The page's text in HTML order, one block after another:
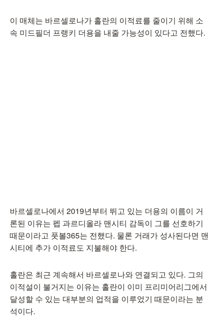
이 매체는 바르셀로나가 홀란의 이적료를 줄이기 위해 소
속 미드필더 프랭키 더용을 내줄 가능성이 있다고 전했다.
바르셀로나에서 2019년부터 뛰고 있는 더용의 이름이 거
론된 이유는 펩 과르디올라 맨시티 감독이 그를 선호하기
때문이라고 풋볼365는 전했다. 물론 거래가 성사된다면 맨
시티에 추가 이적료도 지불해야 한다.
홀란은 최근 계속해서 바르셀로나와 연결되고 있다. 그의
이적설이 불거지는 이유는 홀란이 이미 프리미어리그에서
달성할 수 있는 대부분의 업적을 이루었기 때문이라는 분
석이다.